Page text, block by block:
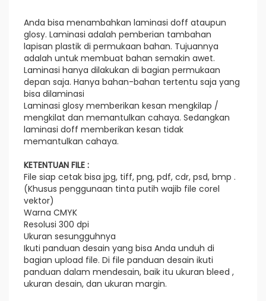
Anda bisa menambahkan laminasi doff ataupun
glosy. Laminasi adalah pemberian tambahan
lapisan plastik di permukaan bahan. Tujuannya
adalah untuk membuat bahan semakin awet.
Laminasi hanya dilakukan di bagian permukaan
depan saja. Hanya bahan-bahan tertentu saja yang
bisa dilaminasi
Laminasi glosy memberikan kesan mengkilap /
mengkilat dan memantulkan cahaya. Sedangkan
laminasi doff memberikan kesan tidak
memantulkan cahaya.
KETENTUAN FILE :
File siap cetak bisa jpg, tiff, png, pdf, cdr, psd, bmp .
(Khusus penggunaan tinta putih wajib file corel
vektor)
Warna CMYK
Resolusi 300 dpi
Ukuran sesungguhnya
Ikuti panduan desain yang bisa Anda unduh di
bagian upload file. Di file panduan desain ikuti
panduan dalam mendesain, baik itu ukuran bleed ,
ukuran desain, dan ukuran margin.